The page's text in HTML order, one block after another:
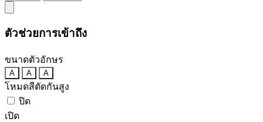
ตัวช่วยการเข้าถึง
ขนาดตัวอักษร
A A A
โหมดสีตัดกันสูง
ปิด
เปิด